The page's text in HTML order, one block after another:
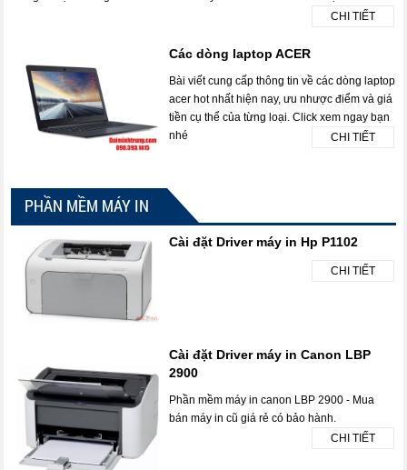
CHI TIẾT
Các dòng laptop ACER
Bài viết cung cấp thông tin về các dòng laptop
acer hot nhất hiện nay, ưu nhược điểm và giá
tiền cụ thể của từng loại. Click xem ngay bạn
nhé
CHI TIẾT
PHẦN MỀM MÁY IN
Cài đặt Driver máy in Hp P1102
CHI TIẾT
Cài đặt Driver máy in Canon LBP
2900
Phần mềm máy in canon LBP 2900 - Mua
bán máy in cũ giá rẻ có bảo hành.
CHI TIẾT